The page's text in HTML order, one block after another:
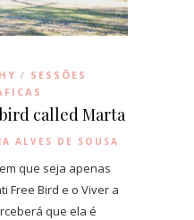
/ SESSÕES
called Marta
ALVES DE SOUSA
que seja apenas
Free Bird e o Viver a
que ela é